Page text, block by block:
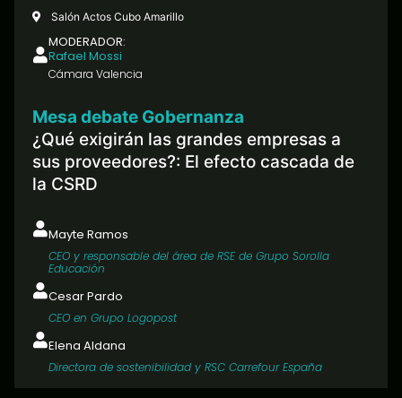
Salón Actos Cubo Amarillo
MODERADOR:
Rafael Mossi
Cámara Valencia
Mesa debate Gobernanza
¿Qué exigirán las grandes empresas a
sus proveedores?: El efecto cascada de
la CSRD
Mayte Ramos
CEO y responsable del área de RSE de Grupo Sorolla
Educación
Cesar Pardo
CEO en Grupo Logopost
Elena Aldana
Directora de sostenibilidad y RSC Carrefour España